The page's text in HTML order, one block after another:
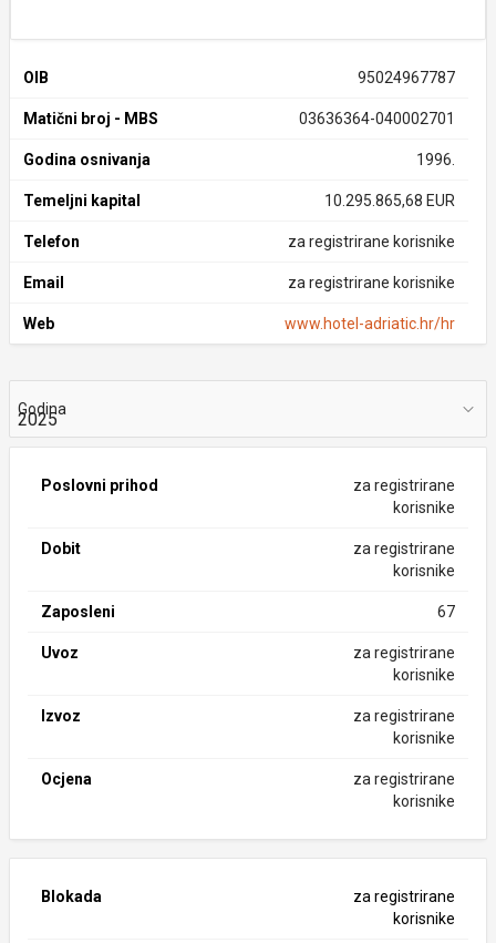
OIB 95024967787
Matični broj - MBS 03636364-040002701
Godina osnivanja 1996.
Temeljni kapital 10.295.865,68 EUR
Telefon za registrirane korisnike
Email za registrirane korisnike
Web www.hotel-adriatic.hr/hr
Godina
Poslovni prihod
za registrirane
korisnike
Dobit
za registrirane
korisnike
Zaposleni 67
Uvoz
za registrirane
korisnike
Izvoz
za registrirane
korisnike
Ocjena
za registrirane
korisnike
Blokada
za registrirane
korisnike